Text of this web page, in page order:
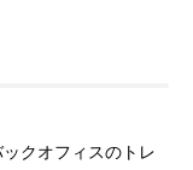
クオフィスのトレ